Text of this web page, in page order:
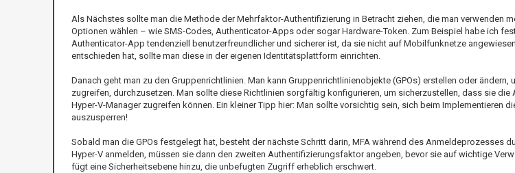
Als Nächstes sollte man die Methode der Mehrfaktor-Authentifizierung in Betracht ziehen, die man verwenden
Optionen wählen – wie SMS-Codes, Authenticator-Apps oder sogar Hardware-Token. Zum Beispiel habe ich
Authenticator-App tendenziell benutzerfreundlicher und sicherer ist, da sie nicht auf Mobilfunknetze
entschieden hat, sollte man diese in der eigenen Identitätsplattform einrichten.
Danach geht man zu den Gruppenrichtlinien. Man kann Gruppenrichtlinienobjekte (GPOs) erstellen oder ändern,
zugreifen, durchzusetzen. Man sollte diese Richtlinien sorgfältig konfigurieren, um sicherzustellen, dass sie
Hyper-V-Manager zugreifen können. Ein kleiner Tipp hier: Man sollte vorsichtig sein, sich beim Implementieren
auszusperren!
Sobald man die GPOs festgelegt hat, besteht der nächste Schritt darin, MFA während des Anmeldeprozesses
Hyper-V anmelden, müssen sie dann den zweiten Authentifizierungsfaktor angeben, bevor sie auf wichtige
fügt eine Sicherheitsebene hinzu, die unbefugten Zugriff erheblich erschwert.